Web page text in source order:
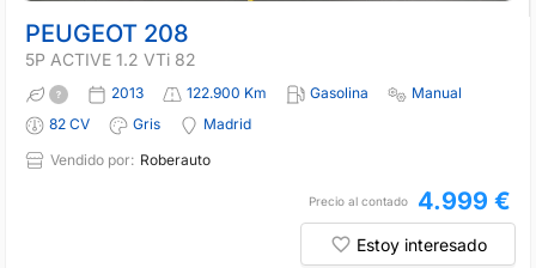
PEUGEOT 208
5P ACTIVE 1.2 VTi 82
2013 122.900 Km Gasolina
Manual
82 CV
Gris
Madrid
Vendido por: Roberauto
Precio al contado 4.999 €
Estoy interesado